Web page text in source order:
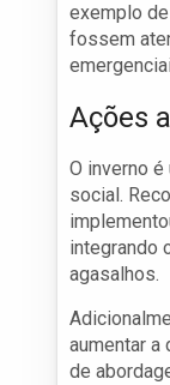
exemplo
fossem
Ações
O inverno
social.
integrando
agasalhos.
aumentar
de